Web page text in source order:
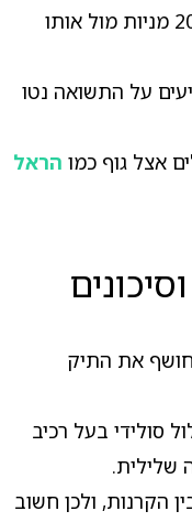
השוו תמיד מסלול אג"ח עד 20% מניות מול אותו
על התשואה נטו
אצל גוף כמו הראל
חושף את התיק
סולידי בעל רכיב
שלילית.
הקרנות, ולכן חשוב